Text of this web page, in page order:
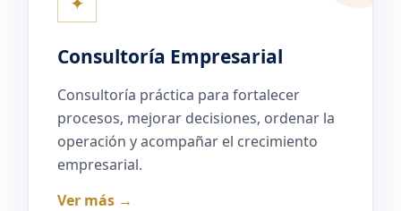
Consultoría Empresarial
Consultoría práctica para fortalecer
procesos, mejorar decisiones, ordenar la
operación y acompañar el crecimiento
empresarial.
Ver más →